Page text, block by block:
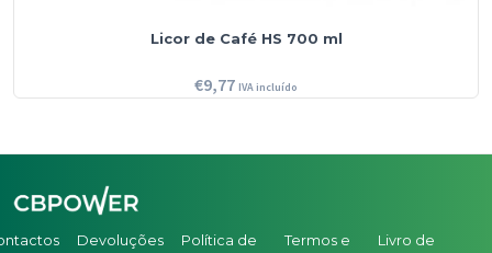
Licor de Café HS 700 ml
€9,77 IVA incluído
Devoluções Política de Termos e Livro de